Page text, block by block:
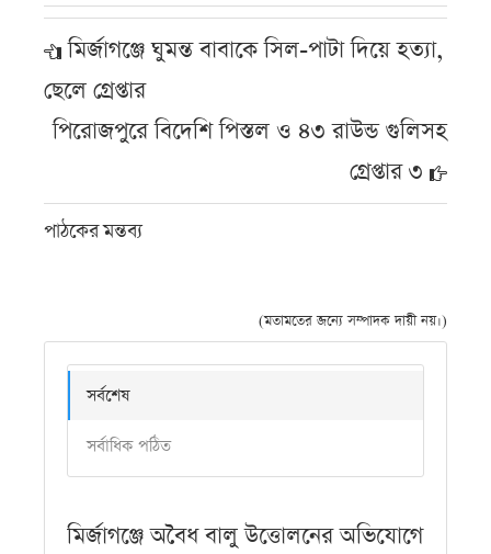
মির্জাগঞ্জে ঘুমন্ত বাবাকে সিল-পাটা দিয়ে হত্যা,
ছেলে গ্রেপ্তার
পিরোজপুরে বিদেশি পিস্তল ও ৪৩ রাউন্ড গুলিসহ
গ্রেপ্তার ৩
পাঠকের মন্তব্য
(মতামতের জন্যে সম্পাদক দায়ী নয়।)
সর্বশেষ
সর্বাধিক পঠিত
মির্জাগঞ্জে অবৈধ বালু উত্তোলনের অভিযোগে